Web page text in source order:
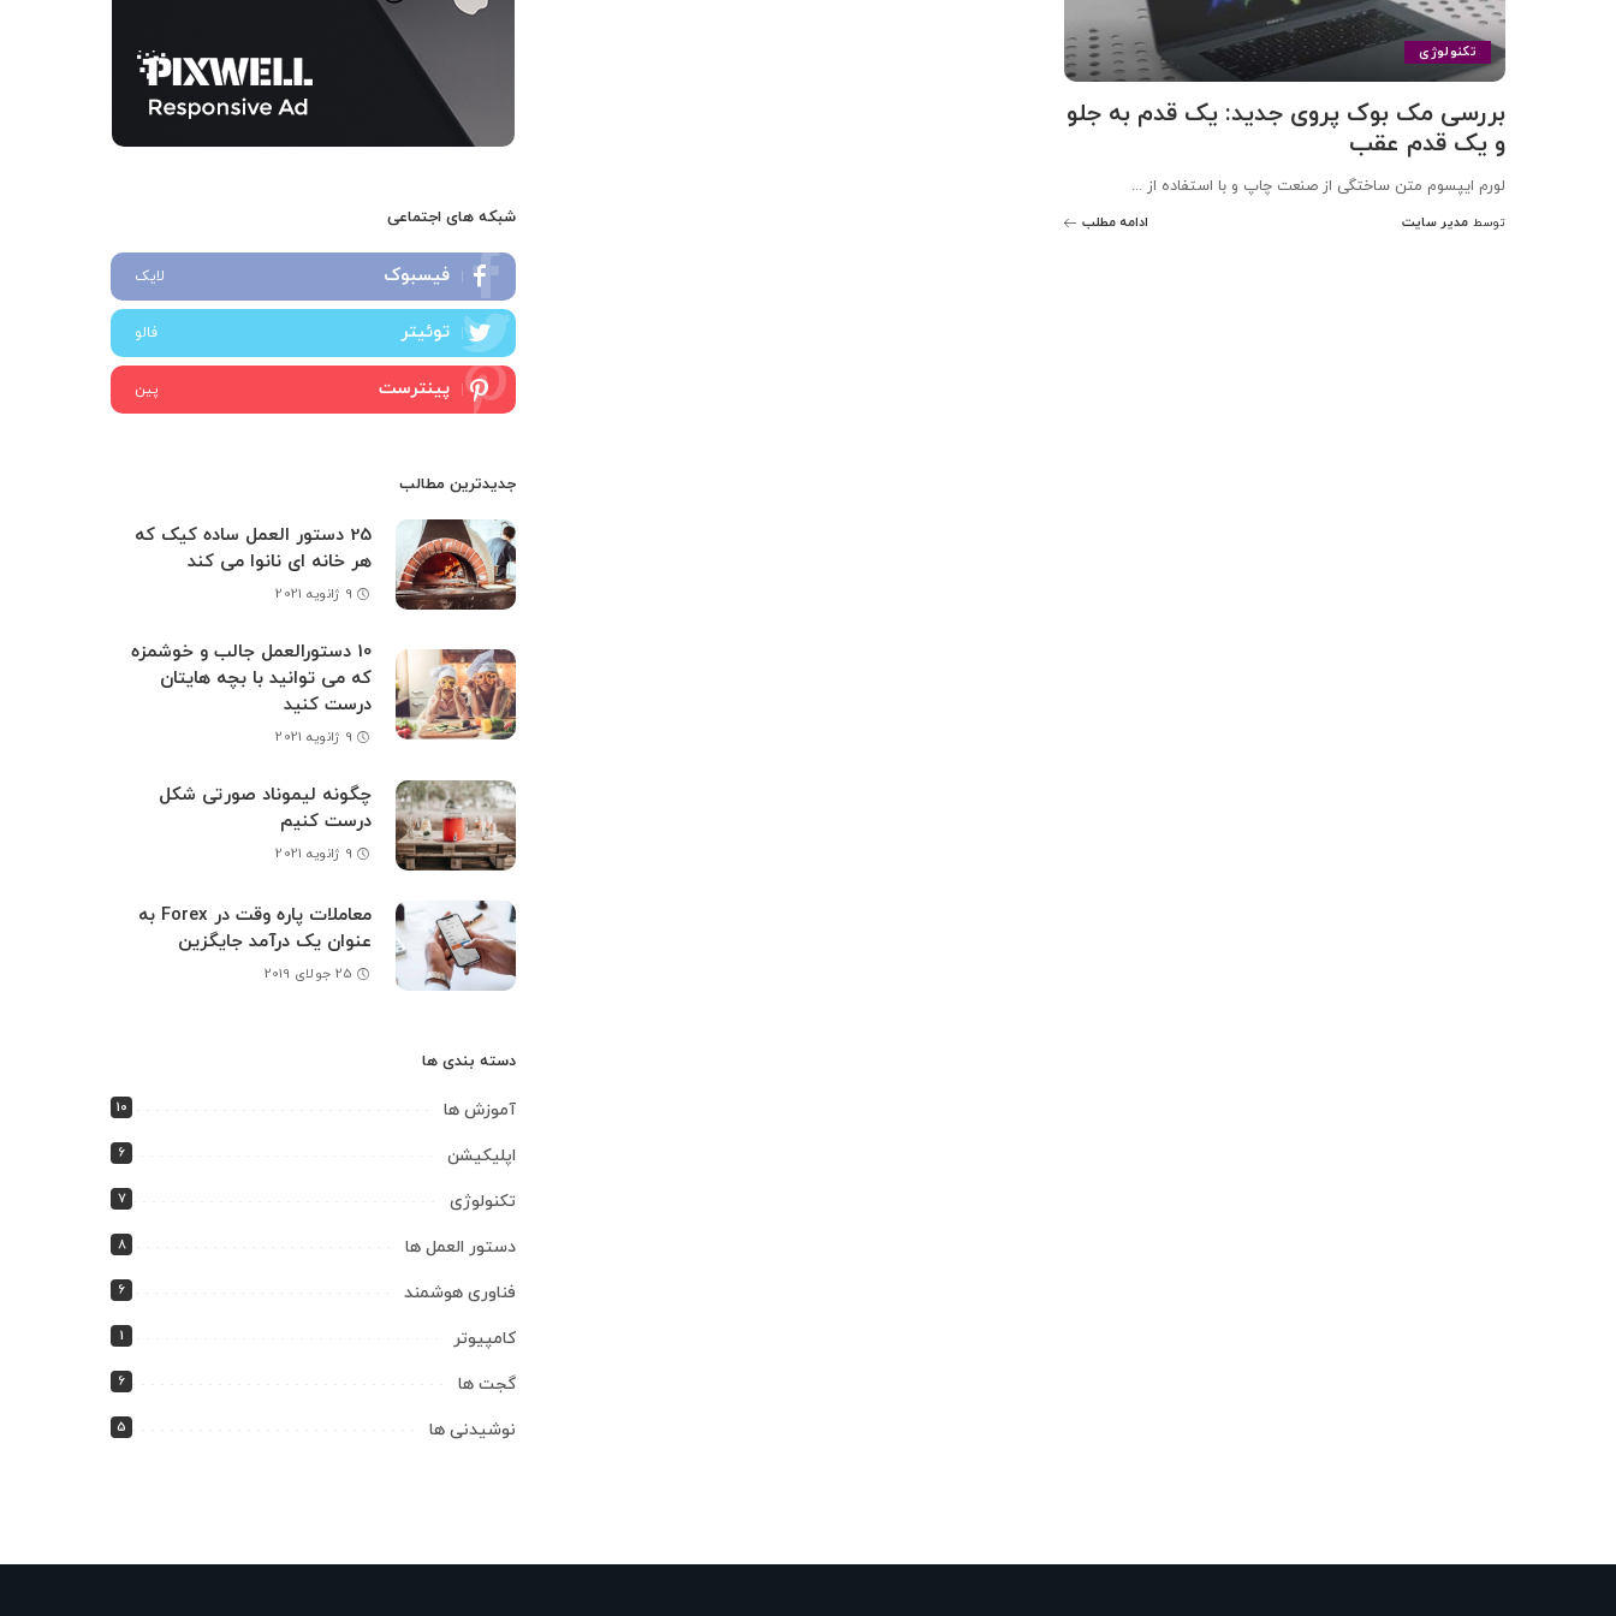
تکنولوژی
بررسی مک بوک پروی جدید: یک قدم به جلو
و یک قدم عقب
لورم ایپسوم متن ساختگی از صنعت چاپ و با استفاده از ...
توسط مدیر سایت ادامه مطلب شبکه های اجتماعی
فیسبوک لایک
توئیتر فالو
پینترست پین
جدیدترین مطالب
25 دستور العمل ساده کیک که
هر خانه ای نانوا می کند
9 ژانویه 2021
10 دستورالعمل جالب و خوشمزه
که می توانید با بچه هایتان
درست کنید
9 ژانویه 2021
چگونه لیموناد صورتی شکل
درست کنیم
9 ژانویه 2021
معاملات پاره وقت در Forex به
عنوان یک درآمد جایگزین
25 جولای 2019
دسته بندی ها
آموزش ها 10
اپلیکیشن 6
تکنولوژی 7
دستور العمل ها 8
فناوری هوشمند 6
کامپیوتر 1
گجت ها 6
نوشیدنی ها 5